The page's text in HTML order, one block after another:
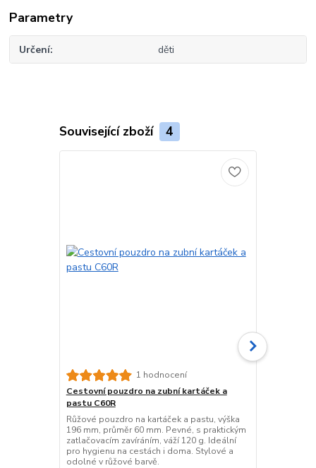
Parametry
Určení děti
Související zboží 4
1 hodnocení
Cestovní pouzdro na zubní kartáček a
pastu C60R
Růžové pouzdro na kartáček a pastu, výška
196 mm, průměr 60 mm. Pevné, s praktickým
zatlačovacím zavíráním, váží 120 g. Ideální
pro hygienu na cestách i doma. Stylové a
odolné v růžové barvě.